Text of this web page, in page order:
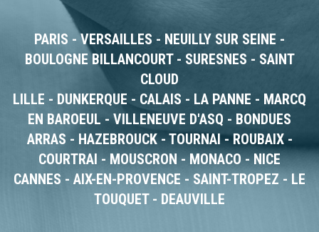
PARIS - VERSAILLES - NEUILLY SUR SEINE -
BOULOGNE BILLANCOURT - SURESNES - SAINT
CLOUD
LILLE - DUNKERQUE - CALAIS - LA PANNE - MARCQ
EN BAROEUL - VILLENEUVE D'ASQ - BONDUES
ARRAS - HAZEBROUCK - TOURNAI - ROUBAIX -
COURTRAI - MOUSCRON - MONACO - NICE
CANNES - AIX-EN-PROVENCE - SAINT-TROPEZ - LE
TOUQUET - DEAUVILLE